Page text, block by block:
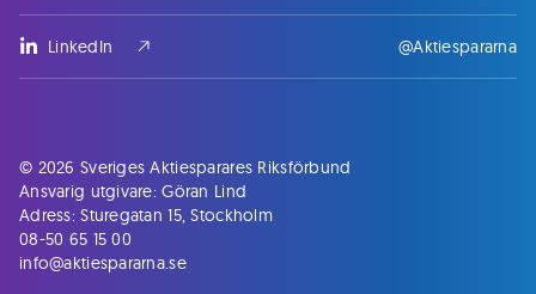
LinkedIn @Aktiespararna
© 2026 Sveriges Aktiesparares Riksförbund
Ansvarig utgivare: Göran Lind
Adress: Sturegatan 15, Stockholm
08-50 65 15 00
info@aktiespararna.se